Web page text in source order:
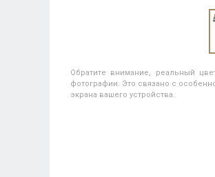
Обратите внимание, реальный
фотографии. Это связано с
экрана вашего устройства.